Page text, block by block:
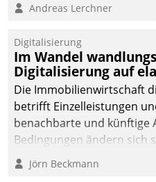
Softwareentwicklungshaus
Andreas Lerchner
Digitalisierung
Im Wandel
Digitalisierung auf
Die Immobilienwirtschaft
betrifft Einzelleistungen
benachbarte und künftige
Bedingungen ändern sich
technisch die Kontrolle
fürs Wachsen öffnen?
Jörn Beckmann